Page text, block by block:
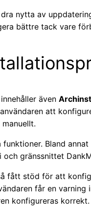
nytta av
bättre tack vare
även
att
Bland
gränssnittet
fått stöd för att
får en varning
konfigureras korrekt.